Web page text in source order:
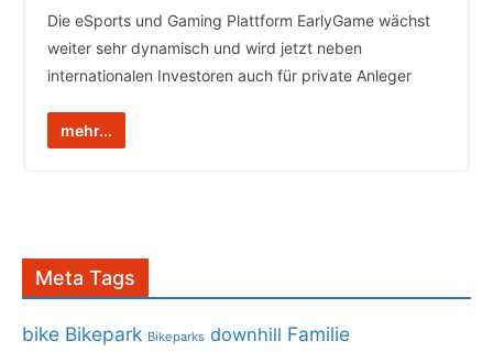
Die eSports und Gaming Plattform EarlyGame wächst
weiter sehr dynamisch und wird jetzt neben
internationalen Investoren auch für private Anleger
mehr...
Meta Tags
bike Bikepark Bikeparks downhill Familie